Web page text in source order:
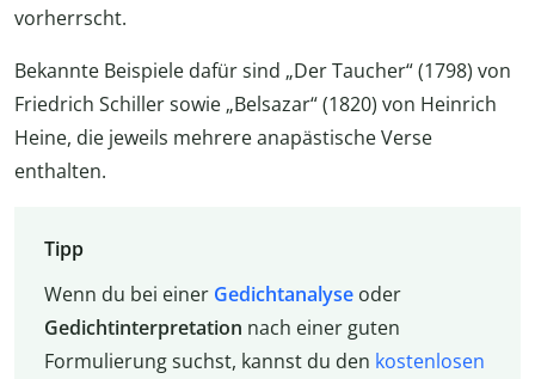
vorherrscht.
Bekannte Beispiele dafür sind „Der Taucher“ (1798) von
Friedrich Schiller sowie „Belsazar“ (1820) von Heinrich
Heine, die jeweils mehrere anapästische Verse
enthalten.
Tipp
Wenn du bei einer Gedichtanalyseoder
Gedichtinterpretation nach einer guten
Formulierung suchst, kannst du den kostenlosen